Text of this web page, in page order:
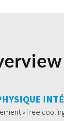
« free